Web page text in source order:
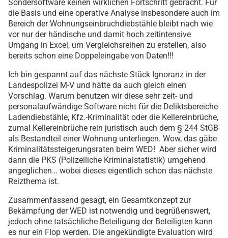
Sondersoftware keinen wirklichen Fortschritt gebracht. Für
die Basis und eine operative Analyse insbesondere auch im
Bereich der Wohnungseinbruchdiebstähle bleibt nach wie
vor nur der händische und damit hoch zeitintensive
Umgang in Excel, um Vergleichsreihen zu erstellen, also
bereits schon eine Doppeleingabe von Daten!!!
Ich bin gespannt auf das nächste Stück Ignoranz in der
Landespolizei M-V und hätte da auch gleich einen
Vorschlag. Warum benutzen wir diese sehr zeit- und
personalaufwändige Software nicht für die Deliktsbereiche
Ladendiebstähle, Kfz.-Kriminalität oder die Kellereinbrüche,
zumal Kellereinbrüche rein juristisch auch dem § 244 StGB
als Bestandteil einer Wohnung unterliegen. Wow, das gäbe
Kriminalitätssteigerungsraten beim WED! Aber sicher wird
dann die PKS (Polizeiliche Kriminalstatistik) umgehend
angeglichen… wobei dieses eigentlich schon das nächste
Reizthema ist.
Zusammenfassend gesagt, ein Gesamtkonzept zur
Bekämpfung der WED ist notwendig und begrüßenswert,
jedoch ohne tatsächliche Beteiligung der Beteiligten kann
es nur ein Flop werden. Die angekündigte Evaluation wird